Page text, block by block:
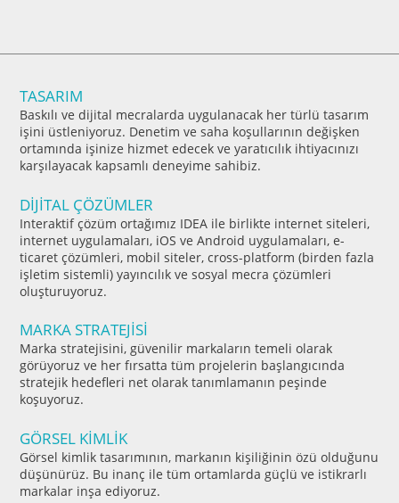
TASARIM
Baskılı ve dijital mecralarda uygulanacak her türlü tasarım
işini üstleniyoruz. Denetim ve saha koşullarının değişken
ortamında işinize hizmet edecek ve yaratıcılık ihtiyacınızı
karşılayacak kapsamlı deneyime sahibiz.
DİJİTAL ÇÖZÜMLER
Interaktif çözüm ortağımız IDEA ile birlikte internet siteleri,
internet uygulamaları, iOS ve Android uygulamaları, e-
ticaret çözümleri, mobil siteler, cross-platform (birden fazla
işletim sistemli) yayıncılık ve sosyal mecra çözümleri
oluşturuyoruz.
MARKA STRATEJİSİ
Marka stratejisini, güvenilir markaların temeli olarak
görüyoruz ve her fırsatta tüm projelerin başlangıcında
stratejik hedefleri net olarak tanımlamanın peşinde
koşuyoruz.
GÖRSEL KİMLİK
Görsel kimlik tasarımının, markanın kişiliğinin özü olduğunu
düşünürüz. Bu inanç ile tüm ortamlarda güçlü ve istikrarlı
markalar inşa ediyoruz.